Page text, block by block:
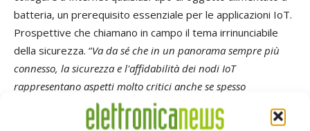
batteria, un prerequisito essenziale per le applicazioni IoT.
Prospettive che chiamano in campo il tema irrinunciabile
della sicurezza. “Va da sé che in un panorama sempre più
connesso, la sicurezza e l'affidabilità dei nodi IoT
rappresentano aspetti molto critici anche se spesso
puntualizza Raffaele Giglio.“Il numero
crescente di varianti e di protocolli utilizzati nelle reti di